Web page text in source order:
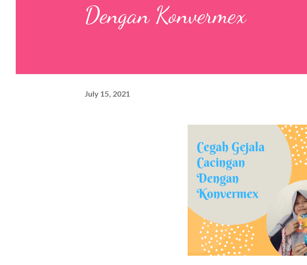
Dengan Konvermex
July 15, 2021